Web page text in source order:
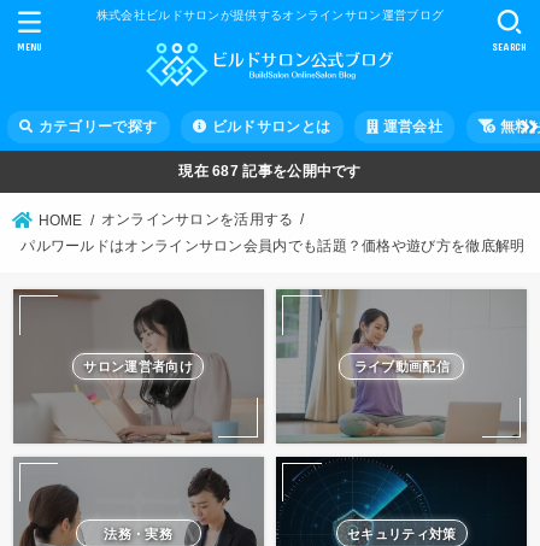
株式会社ビルドサロンが提供するオンラインサロン運営ブログ
カテゴリーで探す ビルドサロンとは 運営会社 無料
SEARCH
MENU
現在687 記事を公開中です
HOME
オンラインサロンを活用する
パルワールドはオンラインサロン会員内でも話題？価格や遊び方を徹底解明
サロン運営者向け ライブ動画配信
法務・実務 セキュリティ対策